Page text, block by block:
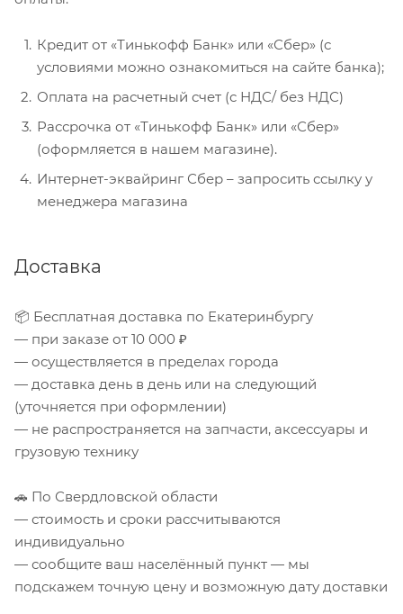
Кредит от «Тинькофф Банк» или «Сбер» (с
условиями можно ознакомиться на сайте банка);
Оплата на расчетный счет (с НДС/ без НДС)
Рассрочка от «Тинькофф Банк» или «Сбер»
(оформляется в нашем магазине).
Интернет-эквайринг Сбер – запросить ссылку у
менеджера магазина
Доставка
📦 Бесплатная доставка по Екатеринбургу
— при заказе от 10 000 ₽
— осуществляется в пределах города
— доставка день в день или на следующий
(уточняется при оформлении)
— не распространяется на запчасти, аксессуары и
грузовую технику
🚗 По Свердловской области
— стоимость и сроки рассчитываются
индивидуально
— сообщите ваш населённый пункт — мы
подскажем точную цену и возможную дату доставки